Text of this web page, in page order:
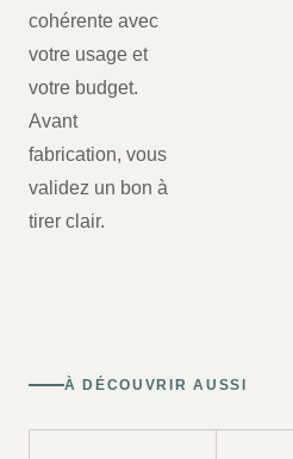
cohérente avec
votre usage et
votre budget.
Avant
fabrication, vous
validez un bon à
tirer clair.
À DÉCOUVRIR AUSSI